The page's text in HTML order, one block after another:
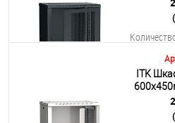
ITK